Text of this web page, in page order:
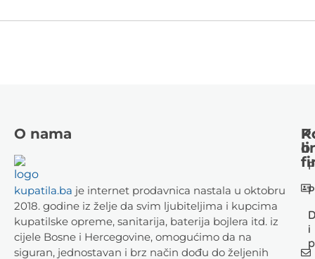
O nama
kupatila.ba je internet prodavnica nastala u oktobru
2018. godine iz želje da svim ljubiteljima i kupcima
kupatilske opreme, sanitarija, baterija bojlera itd. iz
cijele Bosne i Hercegovine, omogućimo da na
siguran, jednostavan i brz način dođu do željenih
i
o